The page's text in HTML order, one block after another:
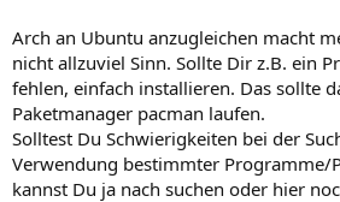
Arch an Ubuntu anzugleichen macht
nicht allzuviel Sinn. Sollte Dir z.B. ein
fehlen, einfach installieren. Das sollte
Paketmanager pacman laufen.
Solltest Du Schwierigkeiten bei der
Verwendung bestimmter Programme/
kannst Du ja nach suchen oder hier